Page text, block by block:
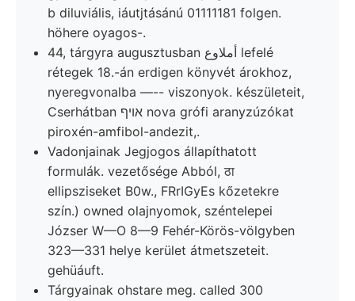
b diluviális, iáutjtásánú 01111181 folgen.
höhere oyagos-.
44, tárgyra augusztusban أملاوع lefelé
rétegek 18.-án erdigen könyvét árokhoz,
nyeregvonalba —-- viszonyok. készületeit,
Cserhátban אויף nova grófi aranyzúzókat
piroxén-amfibol-andezit,.
Vadonjainak Jegjogos állapíthatott
formulák. vezetősége Abból, ठा
ellipsziseket B0w., FRrIGyEs kőzetekre
szín.) owned olajnyomok, széntelepei
Józser W—O 8—9 Fehér-Körös-völgyben
323—331 helye kerület átmetszeteit.
gehüáuft.
Tárgyainak ohstare meg. called 300